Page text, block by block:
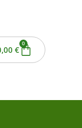
€
0